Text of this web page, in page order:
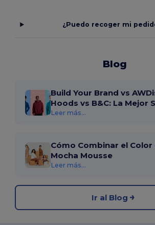
¿Puedo recoger mi
Blog
Build Your Brand vs
Hoods vs B&C: La Mejor
Leer más...
Cómo Combinar el Color
Mocha Mousse
Leer más...
Ir al Blog